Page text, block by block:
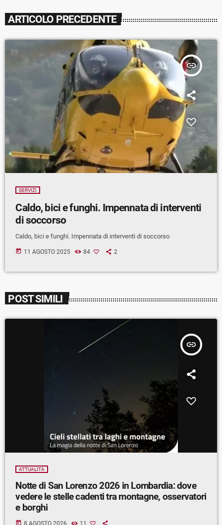
ARTICOLO PRECEDENTE
insert_link
SERVIZI
Caldo, bici e funghi. Impennata di interventi
di soccorso
Caldo, bici e funghi. Impennata di interventi di soccorso
today 11 AGOSTO 2025 84 2
POST SIMILI
insert_link
ATTUALITÀ
Notte di San Lorenzo 2026 in Lombardia: dove
vedere le stelle cadenti tra montagne, osservatori
e borghi
today